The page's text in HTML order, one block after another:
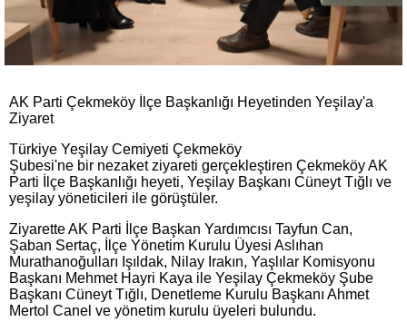
AK Parti Çekmeköy İlçe Başkanlığı Heyetinden Yeşilay'a
Ziyaret
Türkiye Yeşilay Cemiyeti Çekmeköy
Şubesi'ne bir nezaket ziyareti gerçekleştiren Çekmeköy AK
Parti İlçe Başkanlığı heyeti, Yeşilay Başkanı Cüneyt Tığlı ve
yeşilay yöneticileri ile görüştüler.
Ziyarette AK Parti İlçe Başkan Yardımcısı Tayfun Can,
Şaban Sertaç, İlçe Yönetim Kurulu Üyesi Aslıhan
Murathanoğulları Işıldak, Nilay Irakın, Yaşlılar Komisyonu
Başkanı Mehmet Hayri Kaya ile Yeşilay Çekmeköy Şube
Başkanı Cüneyt Tığlı, Denetleme Kurulu Başkanı Ahmet
Mertol Canel ve yönetim kurulu üyeleri bulundu.